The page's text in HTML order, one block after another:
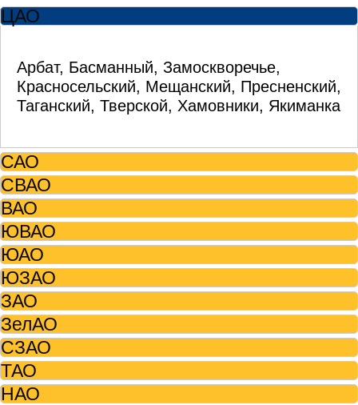
ЦАО
Арбат, Басманный, Замоскворечье,
Красносельский, Мещанский, Пресненский,
Таганский, Тверской, Хамовники, Якиманка
САО
СВАО
ВАО
ЮВАО
ЮАО
ЮЗАО
ЗАО
ЗелАО
СЗАО
ТАО
НАО